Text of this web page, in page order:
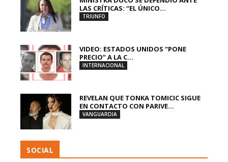
LAS CRÍTICAS: “EL ÚNICO...
TRIUNFO
VIDEO: ESTADOS UNIDOS “PONE
PRECIO” A LA C...
INTERNACIONAL
REVELAN QUE TONKA TOMICIC SIGUE
EN CONTACTO CON PARIVE...
VANGUARDIA
SOCIAL